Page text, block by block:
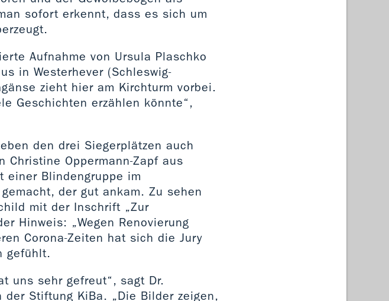
sofort erkennt, dass es sich um
Aufnahme von Ursula Plaschko
in Westerhever (Schleswig-
zieht hier am Kirchturm vorbei.
Geschichten erzählen könnte“,
den drei Siegerplätzen auch
Christine Oppermann-Zapf aus
einer Blindengruppe im
der gut ankam. Zu sehen
mit der Inschrift „Zur
Hinweis: „Wegen Renovierung
Corona-Zeiten hat sich die Jury
gefühlt.
uns sehr gefreut“, sagt Dr.
Stiftung KiBa. „Die Bilder zeigen,